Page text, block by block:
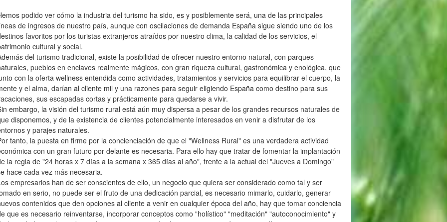
podido ver cómo la industria del turismo ha sido, es y posiblemente será, una de las principales
de ingresos de nuestro país, aunque con oscilaciones de demanda España sigue siendo uno de los
favoritos por los turistas extranjeros atraídos por nuestro clima, la calidad de los servicios, el
cultural y social.
del turismo tradicional, existe la posibilidad de ofrecer nuestro entorno natural, con parques
pueblos en enclaves realmente mágicos, con gran riqueza cultural, gastronómica y enológica, que
con la oferta wellness entendida como actividades, tratamientos y servicios para equilibrar el cuerpo, la
y el alma, darían al cliente mil y una razones para seguir eligiendo España como destino para sus
sus escapadas cortas y prácticamente para quedarse a vivir.
embargo, la visión del turismo rural está aún muy dispersa a pesar de los grandes recursos naturales de
disponemos, y de la existencia de clientes potencialmente interesados en venir a disfrutar de los
y parajes naturales.
tanto, la puesta en firme por la concienciación de que el "Wellness Rural" es una verdadera actividad
con un gran futuro por delante es necesaria. Para ello hay que tratar de fomentar la implantación
la regla de "24 horas x 7 días a la semana x 365 días al año", frente a la actual del "Jueves a Domingo"
hace cada vez más necesaria.
empresarios han de ser conscientes de ello, un negocio que quiera ser considerado como tal y ser
en serio, no puede ser el fruto de una dedicación parcial, es necesario mimarlo, cuidarlo, generar
contenidos que den opciones al cliente a venir en cualquier época del año, hay que tomar conciencia
que es necesario reinventarse, incorporar conceptos como "holístico" "meditación" "autoconocimiento" y